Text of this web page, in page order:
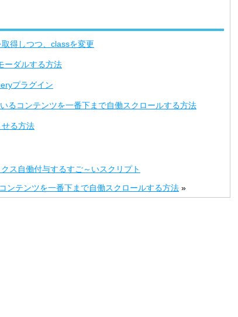
得しつつ、classを変更
ーダルする方法
プラグイン
るコンテンツを一番下まで自働スクロールする方法
る方法
ス自働付与するすご～いスクリプト
ンテンツを一番下まで自働スクロールする方法 »